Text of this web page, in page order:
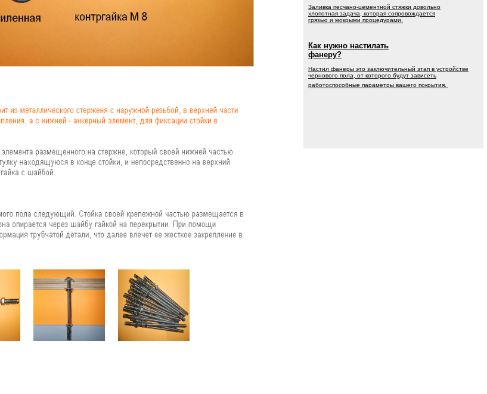
Заливка песчано-цементной стяжки довольно
хлопотная задача, которая сопровождается
грязью и мокрыми процедурами.
Как нужно настилать
фанеру?
Настил фанеры это заключительный этап в устройстве
чернового пола, от которого будут зависеть
работоспособные параметры вашего покрытия.